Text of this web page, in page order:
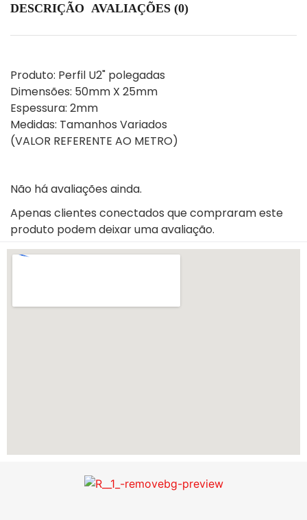
DESCRIÇÃO AVALIAÇÕES (0)
Produto: Perfil U2" polegadas
Dimensões: 50mm X 25mm
Espessura: 2mm
Medidas: Tamanhos Variados
(VALOR REFERENTE AO METRO)
Não há avaliações ainda.
Apenas clientes conectados que compraram este
produto podem deixar uma avaliação.